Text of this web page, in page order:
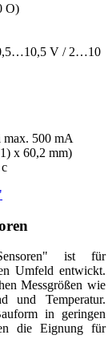
O)
V / 2…10
max. 500 mA
x 60,2 mm)
ist für
Umfeld entwickt.
Messgrößen wie
und Temperatur.
in geringen
die Eignung für